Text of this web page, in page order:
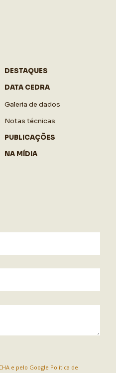
DESTAQUES
DATA CEDRA
Galeria de dados
Notas técnicas
PUBLICAÇÕES
NA MÍDIA
e pelo Google Política de